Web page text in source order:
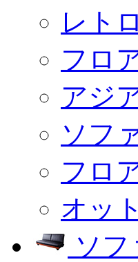
レト
フロ
アジ
ソフ
フロ
オッ
ソフ